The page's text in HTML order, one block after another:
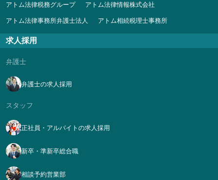
アトム法律税務グループ アトム法律情報株式会社
アトム法律事務所弁護士法人 アトム相続税理士事務所
求人採用
弁護士
弁護士の求人採用
スタッフ
正社員・アルバイトの求人採用
新卒・準新卒総合職
相談予約営業部